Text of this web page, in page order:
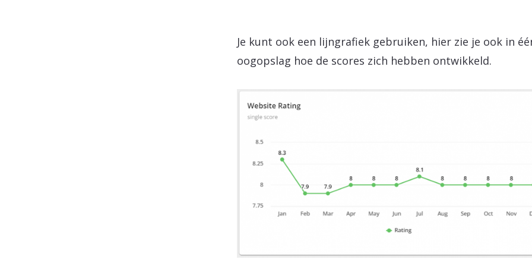
Je kunt ook een lijngrafiek gebruiken, hier zie je ook in
oogopslag hoe de scores zich hebben ontwikkeld.